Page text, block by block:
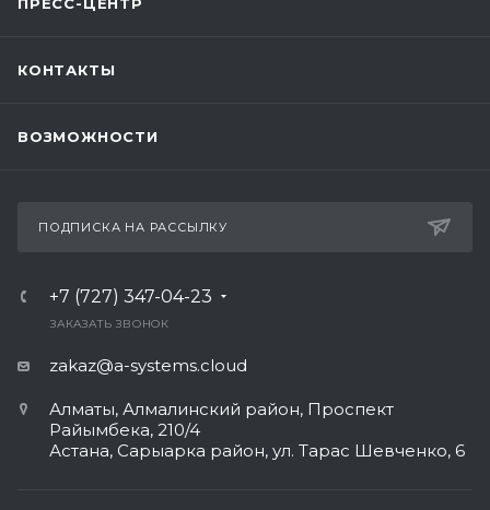
КОНТАКТЫ
ВОЗМОЖНОСТИ
ПОДПИСКА НА РАССЫЛКУ
+7 (727) 347-04-23
ЗАКАЗАТЬ ЗВОНОК
zakaz@a-systems.cloud
Алматы, ​Алмалинский район, Проспект
Райымбека, 210/4
Астана, Сарыарка район, ул. Тарас Шевченко, 6​